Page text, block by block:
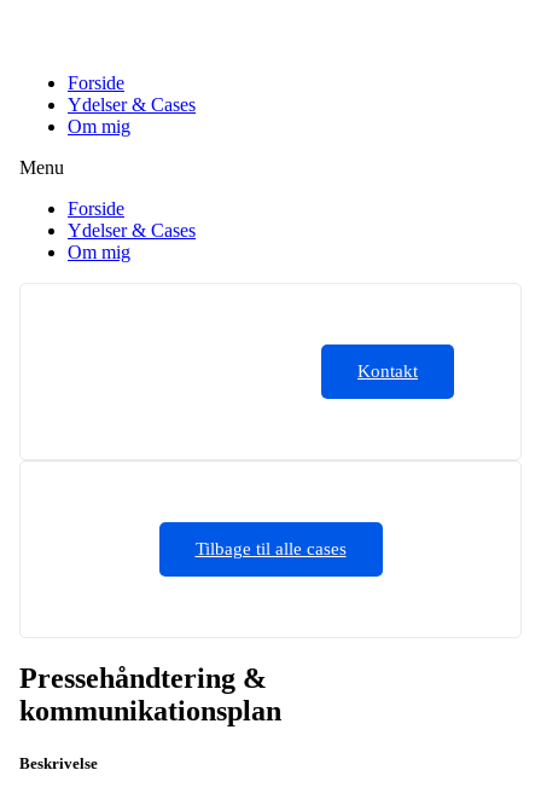
Forside
Ydelser & Cases
Om mig
Menu
Forside
Ydelser & Cases
Om mig
Kontakt
Tilbage til alle cases
Pressehåndtering &
kommunikationsplan
Beskrivelse